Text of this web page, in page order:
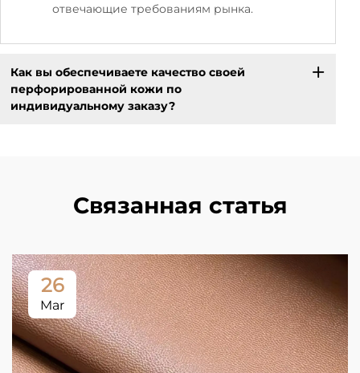
отвечающие требованиям рынка.
Как вы обеспечиваете качество своей
перфорированной кожи по
индивидуальному заказу?
Связанная статья
26
Mar